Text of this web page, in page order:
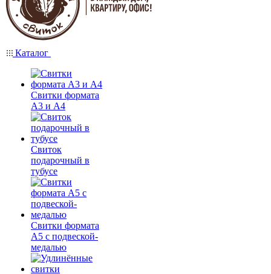
Каталог
Свитки формата
А3 и А4
Свиток
подарочный в
тубусе
Свитки формата
А5 с подвеской-
медалью